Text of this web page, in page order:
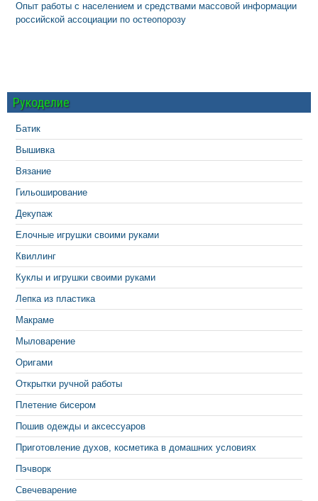
Опыт работы с населением и средствами массовой информации
российской ассоциации по остеопорозу
Рукоделие
Батик
Вышивка
Вязание
Гильоширование
Декупаж
Елочные игрушки своими руками
Квиллинг
Куклы и игрушки своими руками
Лепка из пластика
Макраме
Мыловарение
Оригами
Открытки ручной работы
Плетение бисером
Пошив одежды и аксессуаров
Приготовление духов, косметика в домашних условиях
Пэчворк
Свечеварение